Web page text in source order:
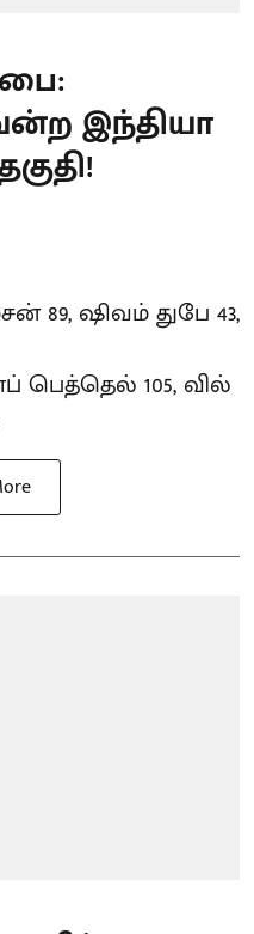
இந்தியா
89, ஷிவம் துபே 43,
பெத்தெல் 105, வில்